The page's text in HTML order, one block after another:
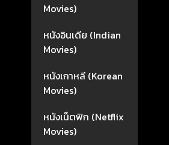
Movies)
หนังอินเดีย (Indian
Movies)
หนังเกาหลี (Korean
Movies)
หนังเน็ตฟิก (Netflix
Movies)